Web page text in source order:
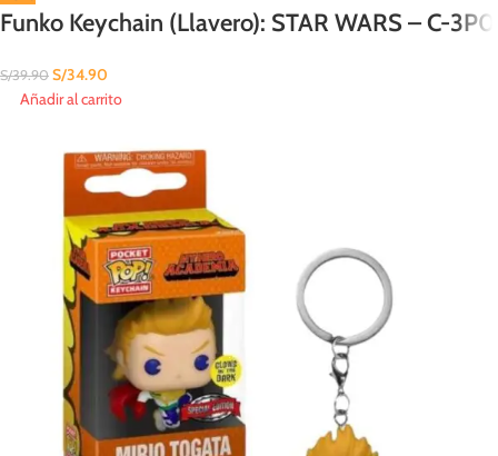
Funko Keychain (Llavero): STAR WARS – C-3P0
S/39.90 S/34.90
Añadir al carrito